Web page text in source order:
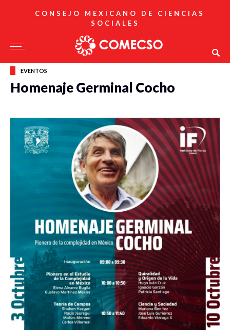
CONSEJO MEXICANO DE CIENCIAS
SOCIALES
EVENTOS
Homenaje Germinal Cocho